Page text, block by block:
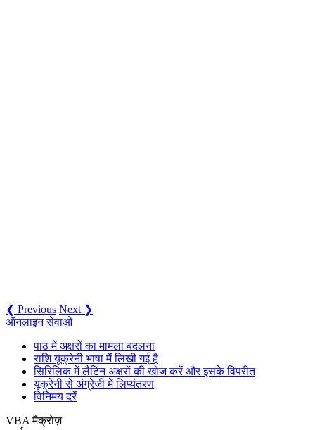
❮ Previous Next ❯
ऑनलाइन सेवाओं
पाठ में अक्षरों का मामला बदलना
राशि यूक्रेनी भाषा में लिखी गई है
सिरिलिक में लैटिन अक्षरों की खोज करें और इसके विपरीत
यूक्रेनी से अंग्रेजी में लिप्यंतरण
विनिमय दरें
VBA मैक्रोज़